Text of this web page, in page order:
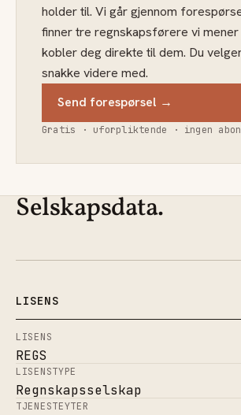
holder til. Vi går gjennom
finner tre regnskapsførere vi mener
kobler deg direkte til dem. Du
snakke videre med.
Send forespørsel →
Gratis · uforpliktende · ingen
Selskapsdata.
LISENS
LISENS
REGS
LISENSTYPE
Regnskapsselskap
TJENESTEYTER